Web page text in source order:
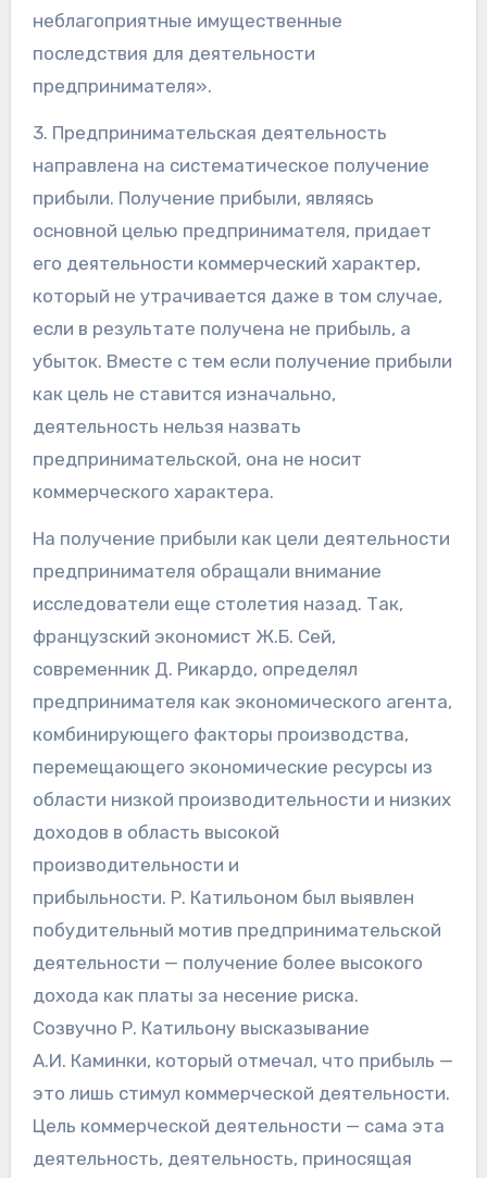
неблагоприятные имущественные
последствия для деятельности
предпринимателя».
3. Предпринимательская деятельность
направлена на систематическое получение
прибыли. Получение прибыли, являясь
основной целью предпринимателя, придает
его деятельности коммерческий характер,
который не утрачивается даже в том случае,
если в результате получена не прибыль, а
убыток. Вместе с тем если получение прибыли
как цель не ставится изначально,
деятельность нельзя назвать
предпринимательской, она не носит
коммерческого характера.
На получение прибыли как цели деятельности
предпринимателя обращали внимание
исследователи еще столетия назад. Так,
французский экономист Ж.Б. Сей,
современник Д. Рикардо, определял
предпринимателя как экономического агента,
комбинирующего факторы производства,
перемещающего экономические ресурсы из
области низкой производительности и низких
доходов в область высокой
производительности и
прибыльности. Р. Катильоном был выявлен
побудительный мотив предпринимательской
деятельности — получение более высокого
дохода как платы за несение риска.
Созвучно Р. Катильону высказывание
А.И. Каминки, который отмечал, что прибыль —
это лишь стимул коммерческой деятельности.
Цель коммерческой деятельности — сама эта
деятельность, деятельность, приносящая